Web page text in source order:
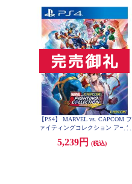
【PS4】 MARVEL vs. CAPCOM フ
ァイティングコレクション アーケ
5,239円 (税込)